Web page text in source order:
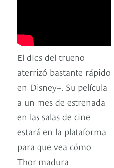
El dios del trueno
aterrizó bastante rápido
en Disney+. Su película
a un mes de estrenada
en las salas de cine
estará en la plataforma
para que vea cómo
Thor madura